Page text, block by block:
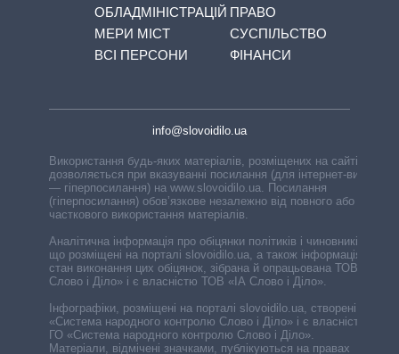
ОБЛАДМІНІСТРАЦІЙ
МЕРИ МІСТ
ВСІ ПЕРСОНИ
ПРАВО
СУСПІЛЬСТВО
ФІНАНСИ
info@slovoidilo.ua
Використання будь-яких матеріалів, розміщених на сайті,
дозволяється при вказуванні посилання (для інтернет-видань
— гіперпосилання) на www.slovoidilo.ua. Посилання
(гіперпосилання) обов’язкове незалежно від повного або
часткового використання матеріалів.
Аналітична інформація про обіцянки політиків і чиновників,
що розміщені на порталі slovoidilo.ua, а також інформація про
стан виконання цих обіцянок, зібрана й опрацьована ТОВ «ІА
Слово і Діло» і є власністю ТОВ «ІА Слово і Діло».
Інфографіки, розміщені на порталі slovoidilo.ua, створені ГО
«Система народного контролю Слово і Діло» і є власністю
ГО «Система народного контролю Слово і Діло».
Матеріали, відмічені значками, публікуються на правах